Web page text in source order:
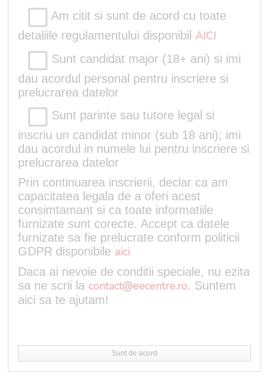
Am citit si sunt de acord cu toate
detaliile regulamentului disponibil AICI
Sunt candidat major (18+ ani) si imi
dau acordul personal pentru inscriere si
prelucrarea datelor
Sunt parinte sau tutore legal si
inscriu un candidat minor (sub 18 ani); imi
dau acordul in numele lui pentru inscriere si
prelucrarea datelor
Prin continuarea inscrierii, declar ca am
capacitatea legala de a oferi acest
consimtamant si ca toate informatiile
furnizate sunt corecte. Accept ca datele
furnizate sa fie prelucrate conform politicii
GDPR disponibile aici
Daca ai nevoie de conditii speciale, nu ezita
sa ne scrii la contact@eecentre.ro. Suntem
aici sa te ajutam!
Sunt de acord